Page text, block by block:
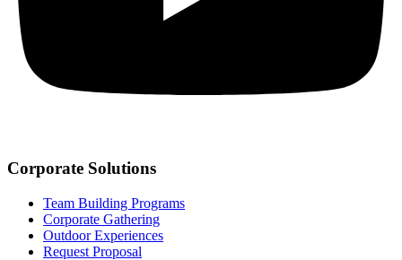
Corporate Solutions
Team Building Programs
Corporate Gathering
Outdoor Experiences
Request Proposal